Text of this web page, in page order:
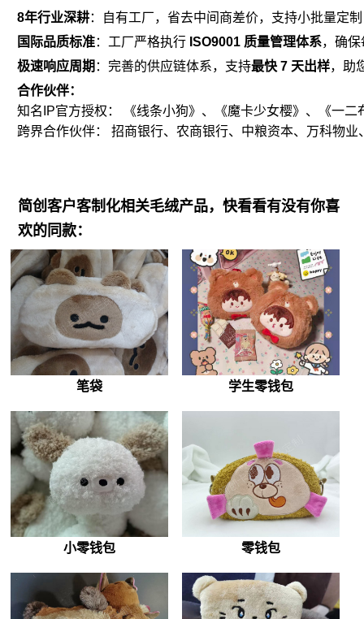
8年行业深耕：自有工厂，省去中间商差价，支持小批量定
国际品质标准：工厂严格执行 ISO9001 质量管理体系，确
极速响应周期 ：完善的供应链体系，支持最快 7 天出样，助
合作伙伴：
知名IP官方授权： 《线条小狗》、《魔卡少女樱》、《一
跨界合作伙伴： 招商银行、农商银行、中粮资本、万科物
简创客户客制化相关毛绒产品，快看看有没有你喜
欢的同款：
笔袋 学生零钱包
小零钱包 零钱包